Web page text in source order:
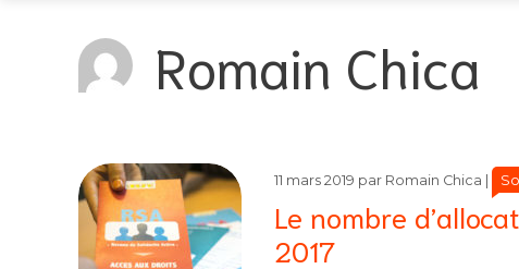
Romain Chica
Le nombre
2017
11 mars 2019 par Romain Chica